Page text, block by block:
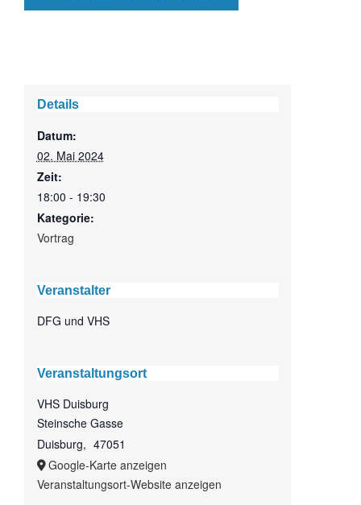
Details
Datum:
02. Mai 2024
Zeit:
18:00 - 19:30
Kategorie:
Vortrag
Veranstalter
DFG und VHS
Veranstaltungsort
VHS Duisburg
Steinsche Gasse
Duisburg, 47051
Google-Karte anzeigen
Veranstaltungsort-Website anzeigen